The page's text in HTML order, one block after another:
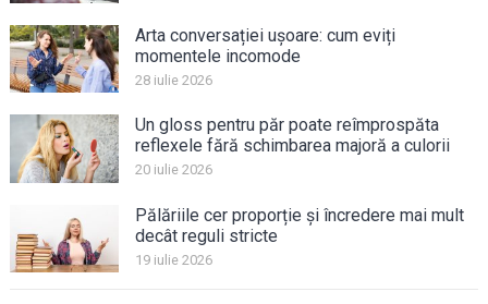
Arta conversației ușoare: cum eviți
momentele incomode
28 iulie 2026
Un gloss pentru păr poate reîmprospăta
reflexele fără schimbarea majoră a culorii
20 iulie 2026
Pălăriile cer proporție și încredere mai mult
decât reguli stricte
19 iulie 2026